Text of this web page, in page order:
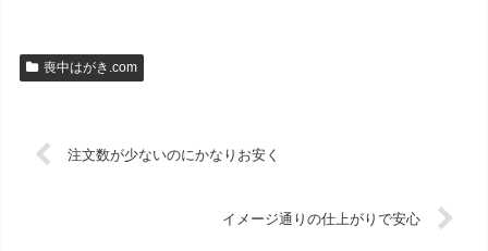
喪中はがき.com
注文数が少ないのにかなりお安く
イメージ通りの仕上がりで安心